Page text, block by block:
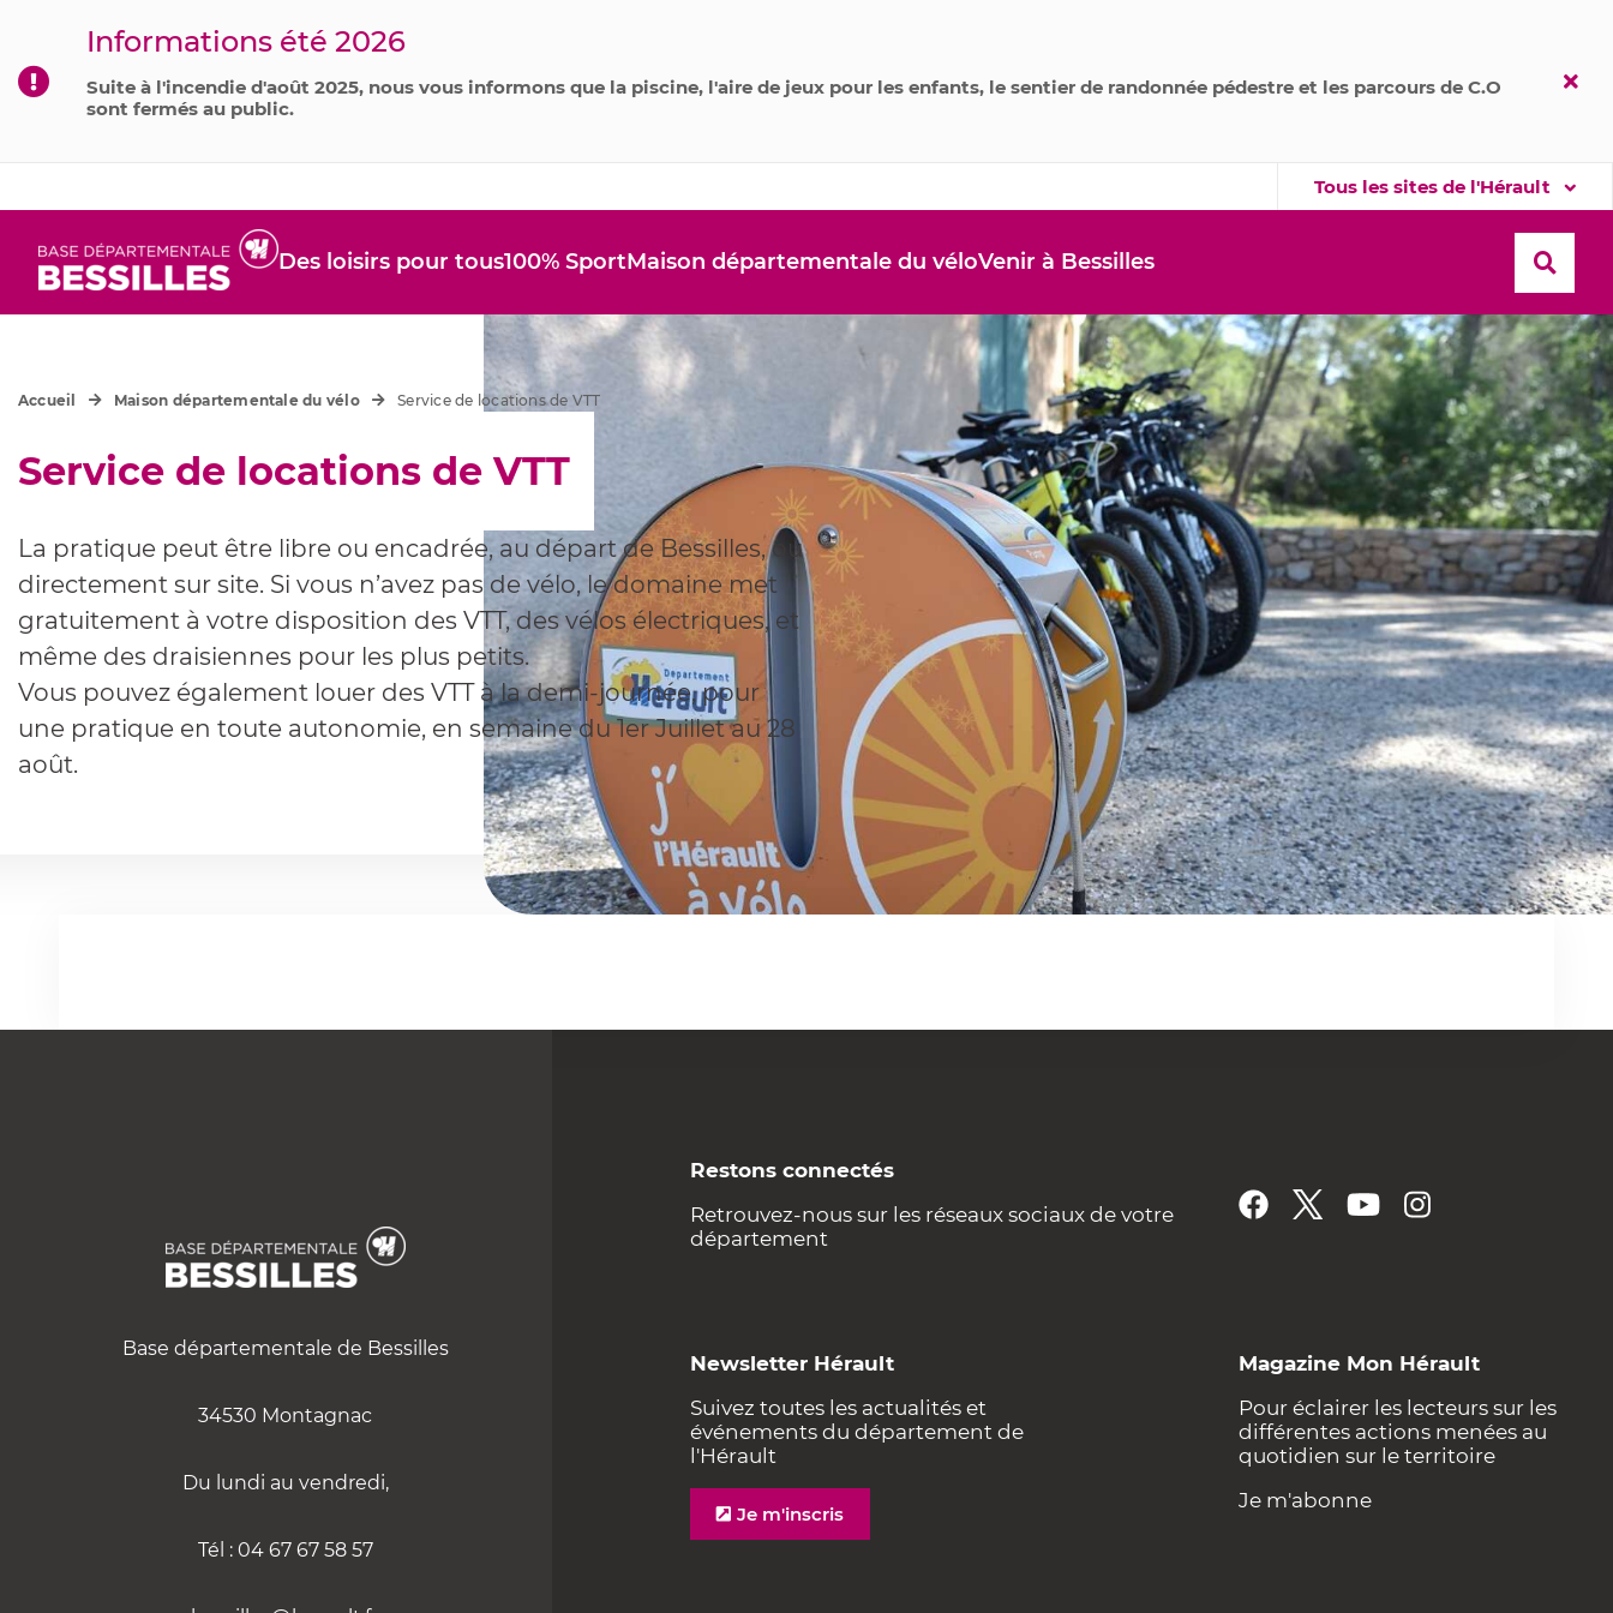
Informations été 2026
Suite à l'incendie d'août 2025, nous vous informons que la piscine, l'aire de jeux pour les enfants, le sentier de randonnée pédestre et les parcours de C.O
sont fermés au public.
Tous les sites de l'Hérault
Tous les sites de l'Hérault
Alerte
Des loisirs pour tous100% SportMaison départementale du véloVenir à Bessilles
Service de locations de VTT
Accueil Maison départementale du vélo Service de locations de VTT
La pratique peut être libre ou encadrée, au départ de Bessilles, ou
directement sur site. Si vous n’avez pas de vélo, le domaine met
gratuitement à votre disposition des VTT, des vélos électriques, et
même des draisiennes pour les plus petits.
Vous pouvez également louer des VTT à la demi-journée, pour
une pratique en toute autonomie, en semaine du 1er Juillet au 28
août.
Base départementale de Bessilles
34530 Montagnac
Du lundi au vendredi,
Tél : 04 67 67 58 57
Restons connectés
Retrouvez-nous sur les réseaux sociaux de votre
département
Newsletter Hérault
Suivez toutes les actualités et
événements du département de
l'Hérault
Je m'inscris
Magazine Mon Hérault
Pour éclairer les lecteurs sur les
différentes actions menées au
quotidien sur le territoire
Je m'abonne